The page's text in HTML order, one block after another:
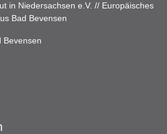
in Niedersachsen e.V. // Europäisches
Bad Bevensen
Bevensen